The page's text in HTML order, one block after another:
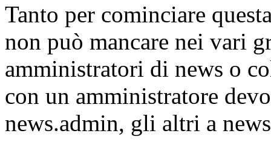
Tanto per cominciare
non può mancare nei vari
amministratori di news o
con un amministratore
news.admin, gli altri a